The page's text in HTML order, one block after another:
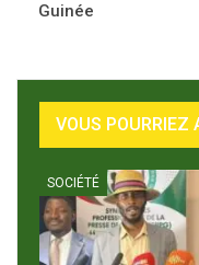
Guinée
VOUS POURRIEZ
SOCIÉTÉ